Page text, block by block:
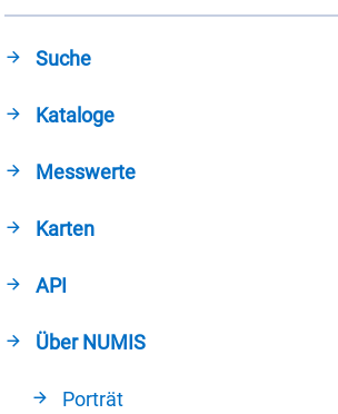
Suche
Kataloge
Messwerte
Karten
API
Über NUMIS
Porträt